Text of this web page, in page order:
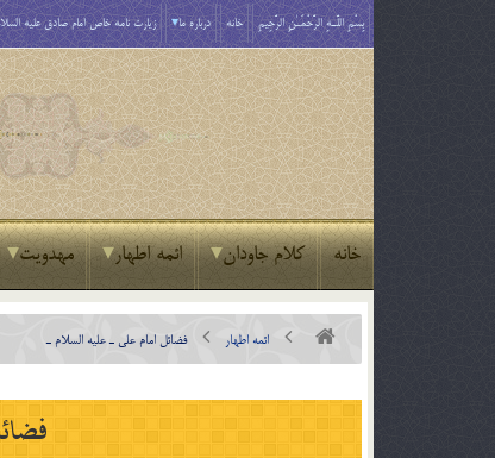
بِسْمِ اللَّـهِ الرَّحْمَـٰنِ الرَّحِيمِ خانه درباره ما زیارت نامه خاص امام صادق علیه
خانه کلام جاودان ائمه اطهار مهدویت
ائمه اطهار فضائل امام علی ـ علیه السلام ـ